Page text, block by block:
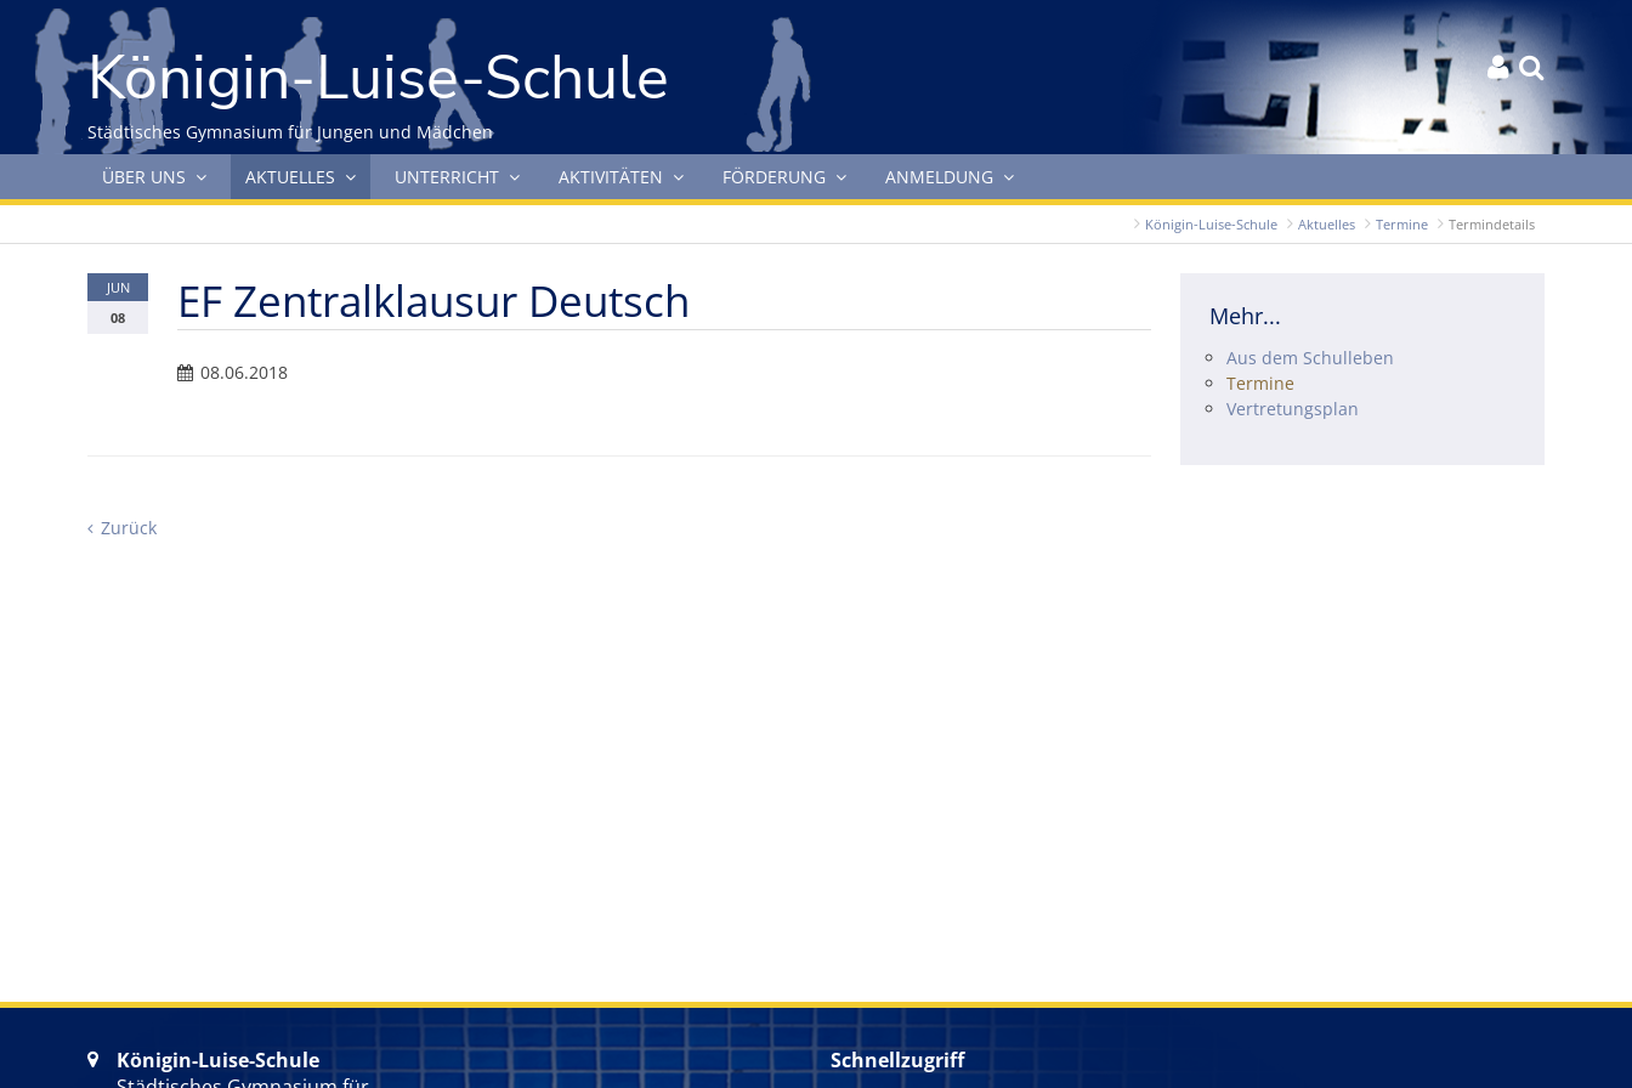
Gleich zum Inhalt der Seite springen
Königin-Luise-Schule  
Städtisches Gymnasium für Jungen und Mädchen
Navigation überspringen
ÜBER UNS AKTUELLES UNTERRICHT AKTIVITÄTEN FÖRDERUNG ANMELDUNG
Königin-Luise-Schule Aktuelles Termine Termindetails
JUN
08
EF Zentralklausur Deutsch
08.06.2018
Zurück
Mehr...
Navigation überspringen
Aus dem Schulleben
Termine
Vertretungsplan

Königin-Luise-Schule
Schnellzugriff